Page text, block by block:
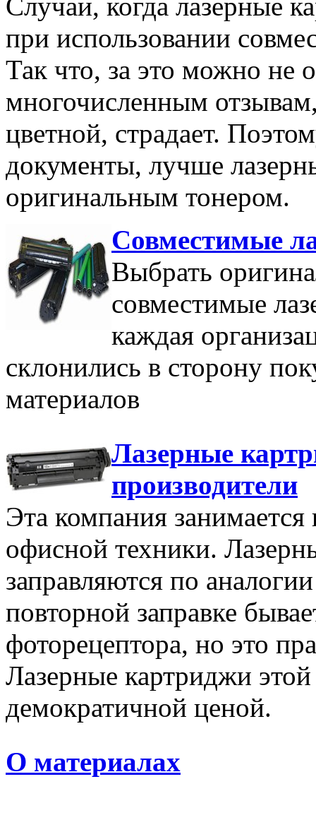
при использовании
Так что, за это можно не
многочисленным
цветной, страдает.
документы, лучше
оригинальным тонером.
Совместимые
Выбрать
совместимые
каждая
склонились в сторону
материалов
Лазерные
производители
Эта компания
офисной техники.
заправляются по
повторной заправке
фоторецептора, но это
Лазерные картриджи
демократичной ценой.
О материалах